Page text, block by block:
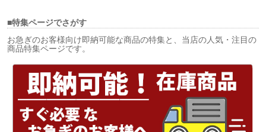
■特集ページでさがす
お急ぎのお客様向け即納可能な商品の特集と、当店の人気・注目の
商品特集ページです。